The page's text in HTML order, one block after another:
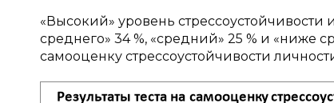
«Высокий» уровень стрессоустойчивости
среднего» 34 %, «средний» 25 % и «ниже
самооценку стрессоустойчивости